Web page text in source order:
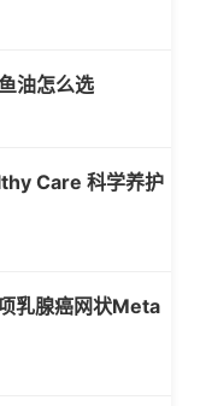
油怎么选
Care 科学养护
乳腺癌网状Meta